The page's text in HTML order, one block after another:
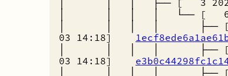
│ │ │ ├── [ 3
│ │ │ │ └── [ 6
│ │ │ │ ├── [ 64
03 14:18]
│ │ │ │ ├── [ 0
03 14:18]
│ │ │ │ ├── [ 40